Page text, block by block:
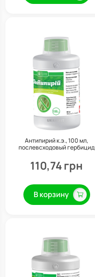
Антипирий к.э., 100 мл,
послевсходовый гербицид
110,74 грн
В корзину